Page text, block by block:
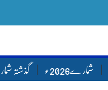
شمارے2026ء گذشتہ